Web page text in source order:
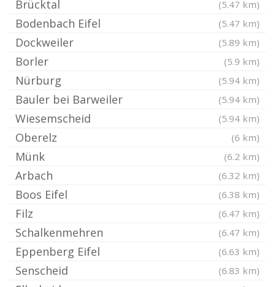
Brücktal (5.47 km)
Bodenbach Eifel (5.47 km)
Dockweiler (5.89 km)
Borler (5.9 km)
Nürburg (5.94 km)
Bauler bei Barweiler (5.94 km)
Wiesemscheid (5.94 km)
Oberelz (6 km)
Münk (6.2 km)
Arbach (6.32 km)
Boos Eifel (6.38 km)
Filz (6.47 km)
Schalkenmehren (6.47 km)
Eppenberg Eifel (6.63 km)
Senscheid (6.83 km)